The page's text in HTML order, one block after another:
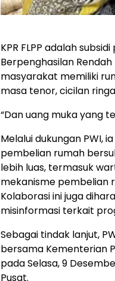
KPR FLPP adalah
Berpenghasilan
masyarakat memiliki
masa tenor, cicilan
“Dan uang muka yang
Melalui dukungan PWI,
pembelian rumah
lebih luas, termasuk
mekanisme pembelian
Kolaborasi ini juga
misinformasi terkait
Sebagai tindak lanjut,
bersama Kementerian
pada Selasa, 9
Pusat.